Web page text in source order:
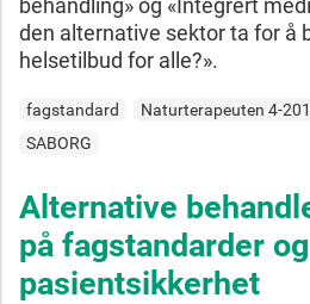
den alternative sektor ta for å
helsetilbud for alle?».
fagstandard Naturterapeuten 4-
SABORG
Alternative
på fagstandarder og
pasientsikkerhet